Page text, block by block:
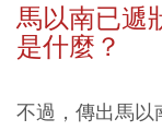
馬以南已遞
是什麼？
不過，傳出馬以